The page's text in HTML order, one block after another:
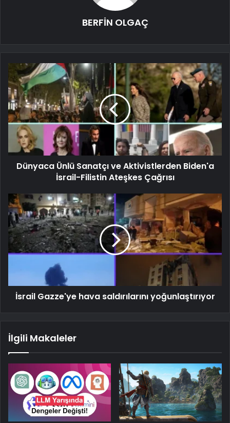
BERFİN OLGAÇ
Dünyaca Ünlü Sanatçı ve Aktivistlerden Biden'a
İsrail-Filistin Ateşkes Çağrısı
İsrail Gazze'ye hava saldırılarını yoğunlaştırıyor
İlgili Makaleler